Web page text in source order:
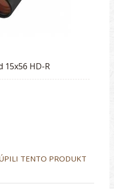
15x56 HD-R
TENTO PRODUKT